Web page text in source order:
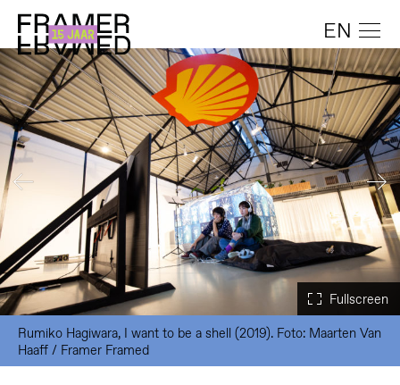
EN
Rumiko Hagiwara, I want to be a shell (2019). Foto: Maarten Van
Haaff / Framer Framed